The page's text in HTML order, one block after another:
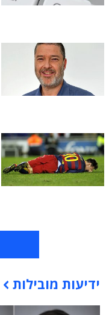
תוכן פרסומי
ידיעות מובילות